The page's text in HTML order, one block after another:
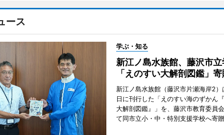
ース
学ぶ・知る
新江ノ島水族館、藤沢市立
「えのすい大解剖図鑑」寄
新江ノ島水族館（藤沢市片瀬海岸2）
日に刊行した「えのすい海のずかん
大解剖図鑑』」を、藤沢市教育委員会
て同市立小・中・特別支援学校へ寄贈